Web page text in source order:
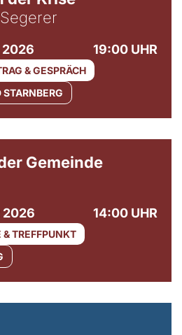
2026 19:00 UHR
& GESPRÄCH
Gemeinde
2026 14:00 UHR
& TREFFPUNKT